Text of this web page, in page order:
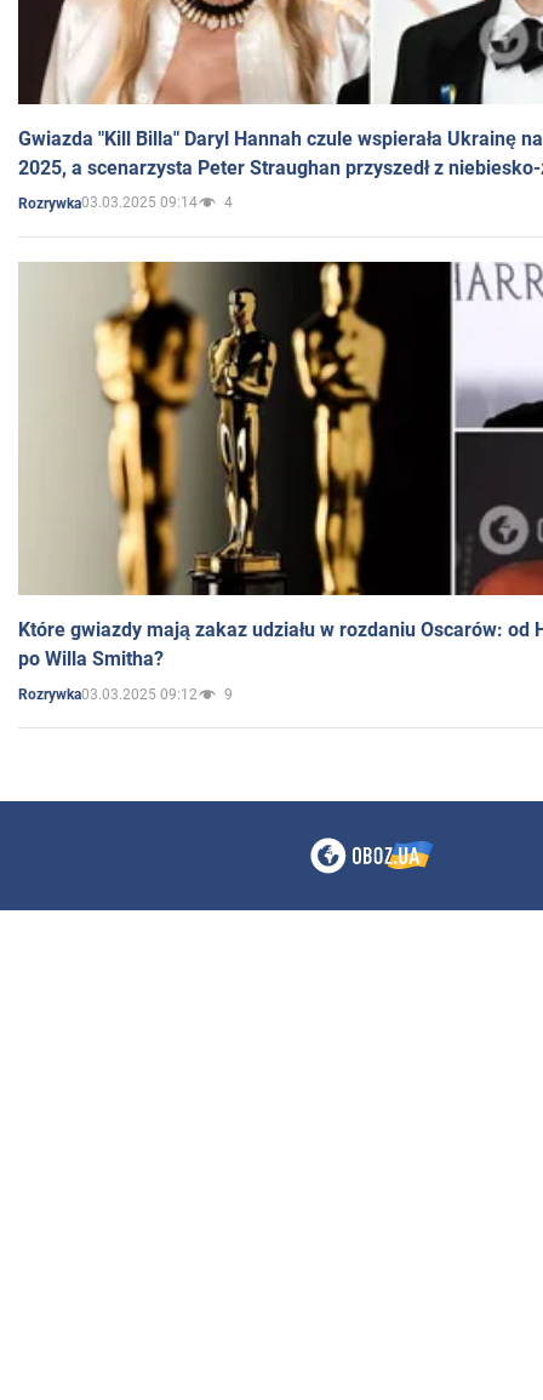
Gwiazda "Kill Billa" Daryl Hannah czule wspierała Ukrainę
2025, a scenarzysta Peter Straughan przyszedł z
Rozrywka03.03.2025 09:14 4
Które gwiazdy mają zakaz udziału w rozdaniu Oscarów: od
po Willa Smitha?
Rozrywka03.03.2025 09:12 9